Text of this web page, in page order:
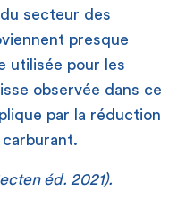
secteur des
presque
utilisée pour les
observée dans ce
par la réduction
éd. 2021).